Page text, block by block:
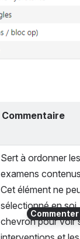
Commentaire
Sert à ordonner
examens
Cet élément ne
sélectionné en
chevron pour voir